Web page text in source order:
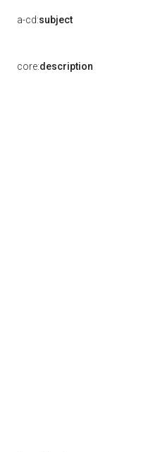
a-cd:subject
core:description